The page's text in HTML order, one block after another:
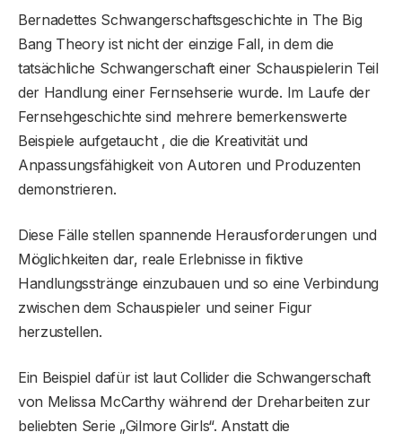
Bernadettes Schwangerschaftsgeschichte in The Big
Bang Theory ist nicht der einzige Fall, in dem die
tatsächliche Schwangerschaft einer Schauspielerin Teil
der Handlung einer Fernsehserie wurde. Im Laufe der
Fernsehgeschichte sind mehrere bemerkenswerte
Beispiele aufgetaucht , die die Kreativität und
Anpassungsfähigkeit von Autoren und Produzenten
demonstrieren.
Diese Fälle stellen spannende Herausforderungen und
Möglichkeiten dar, reale Erlebnisse in fiktive
Handlungsstränge einzubauen und so eine Verbindung
zwischen dem Schauspieler und seiner Figur
herzustellen.
Ein Beispiel dafür ist laut Collider die Schwangerschaft
von Melissa McCarthy während der Dreharbeiten zur
beliebten Serie „Gilmore Girls“. Anstatt die